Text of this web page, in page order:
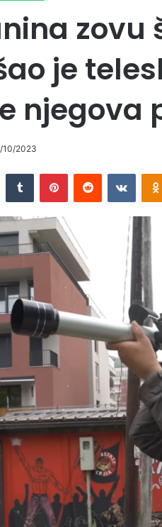
zovu
je
njegova
10/2023
LinkedInTumblr PinterestReddit